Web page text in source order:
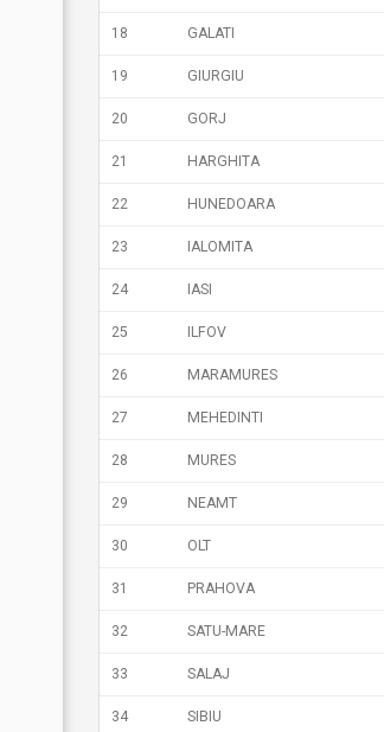
18 GALATI
19 GIURGIU
20 GORJ
21 HARGHITA
22 HUNEDOARA
23 IALOMITA
24 IASI
25 ILFOV
26 MARAMURES
27 MEHEDINTI
28 MURES
29 NEAMT
30 OLT
31 PRAHOVA
32 SATU-MARE
33 SALAJ
34 SIBIU